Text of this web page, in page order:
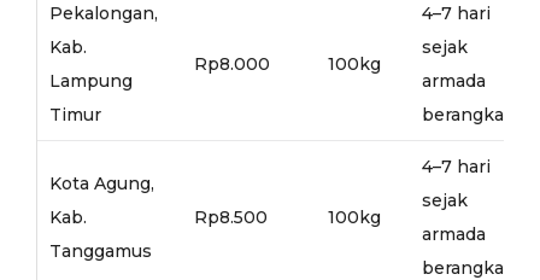
Pekalongan,
Kab.
Lampung
Timur
Rp8.000 100kg
4–7 hari
sejak
armada
berangkat
Kota Agung,
Kab.
Tanggamus
Rp8.500 100kg
4–7 hari
sejak
armada
berangkat